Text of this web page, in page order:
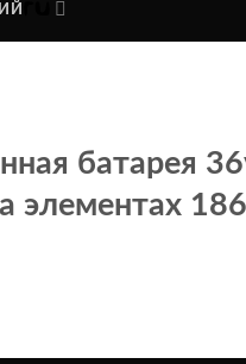
батарея
элементах
Литий-ионная батарея 36v